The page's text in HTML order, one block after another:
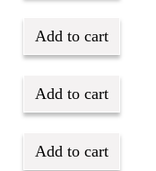
Add to cart
Add to cart
Add to cart